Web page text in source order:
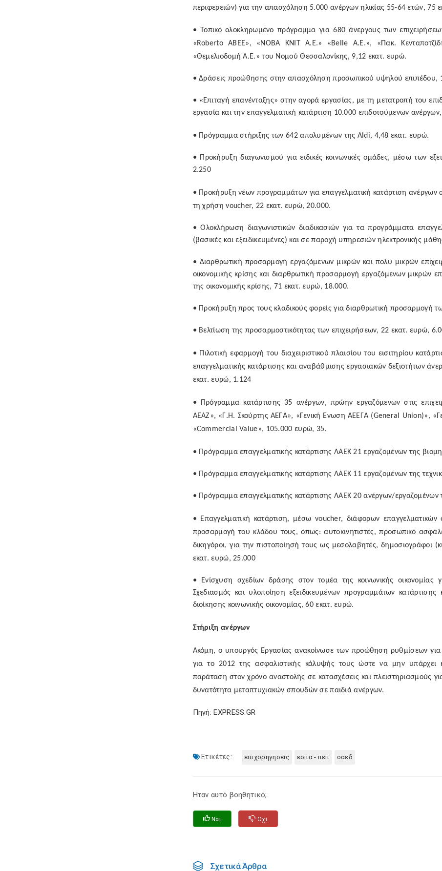
περιφερειών) για την απασχόληση 5.000 ανέργων ηλικίας 55-64 ετών, 75
• Τοπικό ολοκληρωμένο πρόγραμμα για 680 άνεργους των
«RobertoΑΒΕΕ», «ΝΟΒΑ ΚΝΙΤ Α.Ε.» «Belle Α.Ε.», «Πακ.
«Θεμελιοδομή Α.Ε.» του Νομού Θεσσαλονίκης, 9,12 εκατ. ευρώ.
• Δράσεις προώθησης στην απασχόληση προσωπικού υψηλού επιπέδου,
• «Επιταγή επανένταξης» στην αγορά εργασίας, με τη μετατροπή του
εργασία και την επαγγελματική κατάρτιση 10.000 επιδοτούμενων
• Πρόγραμμα στήριξης των 642 απολυμένων της Aldi, 4,48 εκατ. ευρώ.
• Προκήρυξη διαγωνισμού για ειδικές κοινωνικές ομάδες, μέσω των
2.250
• Προκήρυξη νέων προγραμμάτων για επαγγελματική κατάρτιση ανέργων
τη χρήσηvoucher, 22 εκατ. ευρώ, 20.000.
• Ολοκλήρωση διαγωνιστικών διαδικασιών για τα προγράμματα
(βασικές και εξειδικευμένες) και σε παροχή υπηρεσιών ηλεκτρονικής
• Διαρθρωτική προσαρμογή εργαζόμενων μικρών και πολύ μικρών
οικονομικής κρίσης και διαρθρωτική προσαρμογή εργαζόμενων μικρών
της οικονομικής κρίσης, 71 εκατ. ευρώ, 18.000.
• Προκήρυξη προς τους κλαδικούς φορείς για διαρθρωτική προσαρμογή
• Βελτίωση της προσαρμοστικότητας των επιχειρήσεων, 22 εκατ. ευρώ,
• Πιλοτική εφαρμογή του διαχειριστικού πλαισίου του εισιτηρίου
επαγγελματικής κατάρτισης και αναβάθμισης εργασιακών δεξιοτήτων
εκατ. ευρώ, 1.124
• Πρόγραμμα κατάρτισης 35 ανέργων, πρώην εργαζόμενων στις
ΑΕΑΖ», «Γ.Η. Σκούρτης ΑΕΓΑ», «Γενική Ενωση ΑΕΕΓΑ (General Union)»,
«Commercial Value», 105.000 ευρώ, 35.
• Πρόγραμμα επαγγελματικής κατάρτισης ΛΑΕΚ 21 εργαζομένων της
• Πρόγραμμα επαγγελματικής κατάρτισης ΛΑΕΚ 11 εργαζομένων της
• Πρόγραμμα επαγγελματικής κατάρτισης ΛΑΕΚ 20 ανέργων/
• Επαγγελματική κατάρτιση, μέσω voucher, διάφορων
προσαρμογή του κλάδου τους, όπως: αυτοκινητιστές, προσωπικό
δικηγόροι, για την πιστοποίησή τους ως μεσολαβητές, δημοσιογράφοι
εκατ. ευρώ, 25.000
• Ενίσχυση σχεδίων δράσης στον τομέα της κοινωνικής
Σχεδιασμός και υλοποίηση εξειδικευμένων προγραμμάτων
διοίκησης κοινωνικής οικονομίας, 60 εκατ. ευρώ.
Στήριξη ανέργων
Ακόμη, ο υπουργός Εργασίας ανακοίνωσε των προώθηση ρυθμίσεων
για το 2012 της ασφαλιστικής κάλυψής τους ώστε να μην υπάρχει
παράταση στον χρόνο αναστολής σε κατασχέσεις και πλειστηριασμούς
δυνατότητα μεταπτυχιακών σπουδών σε παιδιά ανέργων.
Πηγή: EXPRESS.GR
Ετικέτες: επιχορηγησεις εσπα - πεπ οαεδ
Ηταν αυτό βοηθητικό;
Ναι Οχι
Σχετικά Άρθρα